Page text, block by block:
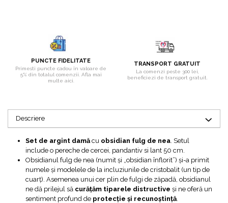
Bijuterii sidef si abalone
Bijuterii smarald
Bijuterii sodalit
Bijuterii topaz
Bijuterii turcoaz
Bijuterii turmaline
Bijuterii morganit
PUNCTE FIDELITATE
Primesti puncte cadou în valoare de
5% din totalul comenzii. Afla mai
multe aici.
TRANSPORT GRATUIT
La comenzi peste 300 lei,
beneficiezi de transport gratuit.
Descriere
Set de argint damă cu obsidian fulg de nea . Setul
include o pereche de cercei, pandantiv si lant 50 cm.
Obsidianul fulg de nea (numit și „obsidian înflorit”) și-a primit
numele și modelele de la incluziunile de cristobalit (un tip de
cuarț). Asemenea unui cer plin de fulgi de zăpadă, obsidianul
ne dă prilejul să curățăm tiparele distructive și ne oferă un
sentiment profund de protecție și recunoștință